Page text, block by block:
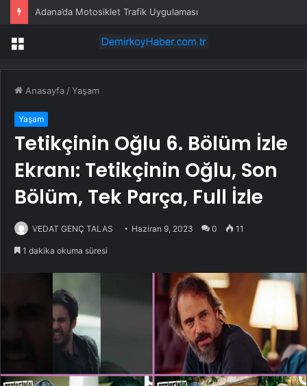
Adana’da Motosiklet Trafik Uygulaması
Menü
Anasayfa /Yaşam
Yaşam
Tetikçinin Oğlu 6. Bölüm İzle
Ekranı: Tetikçinin Oğlu, Son
Bölüm, Tek Parça, Full İzle
VEDAT GENÇ TALAS Haziran 9, 2023 0 11
1 dakika okuma süresi